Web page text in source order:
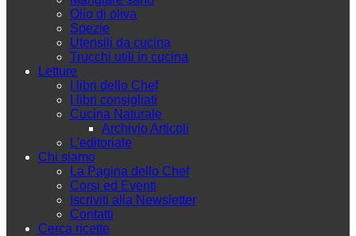
Olio di oliva
Spezie
Utensili da cucina
Trucchi utili in cucina
Letture
I libri dello Chef
I libri consigliati
Cucina Naturale
Archivio Articoli
L'editoriale
Chi siamo
La Pagina dello Chef
Corsi ed Eventi
Iscriviti alla Newsletter
Contatti
Cerca ricette